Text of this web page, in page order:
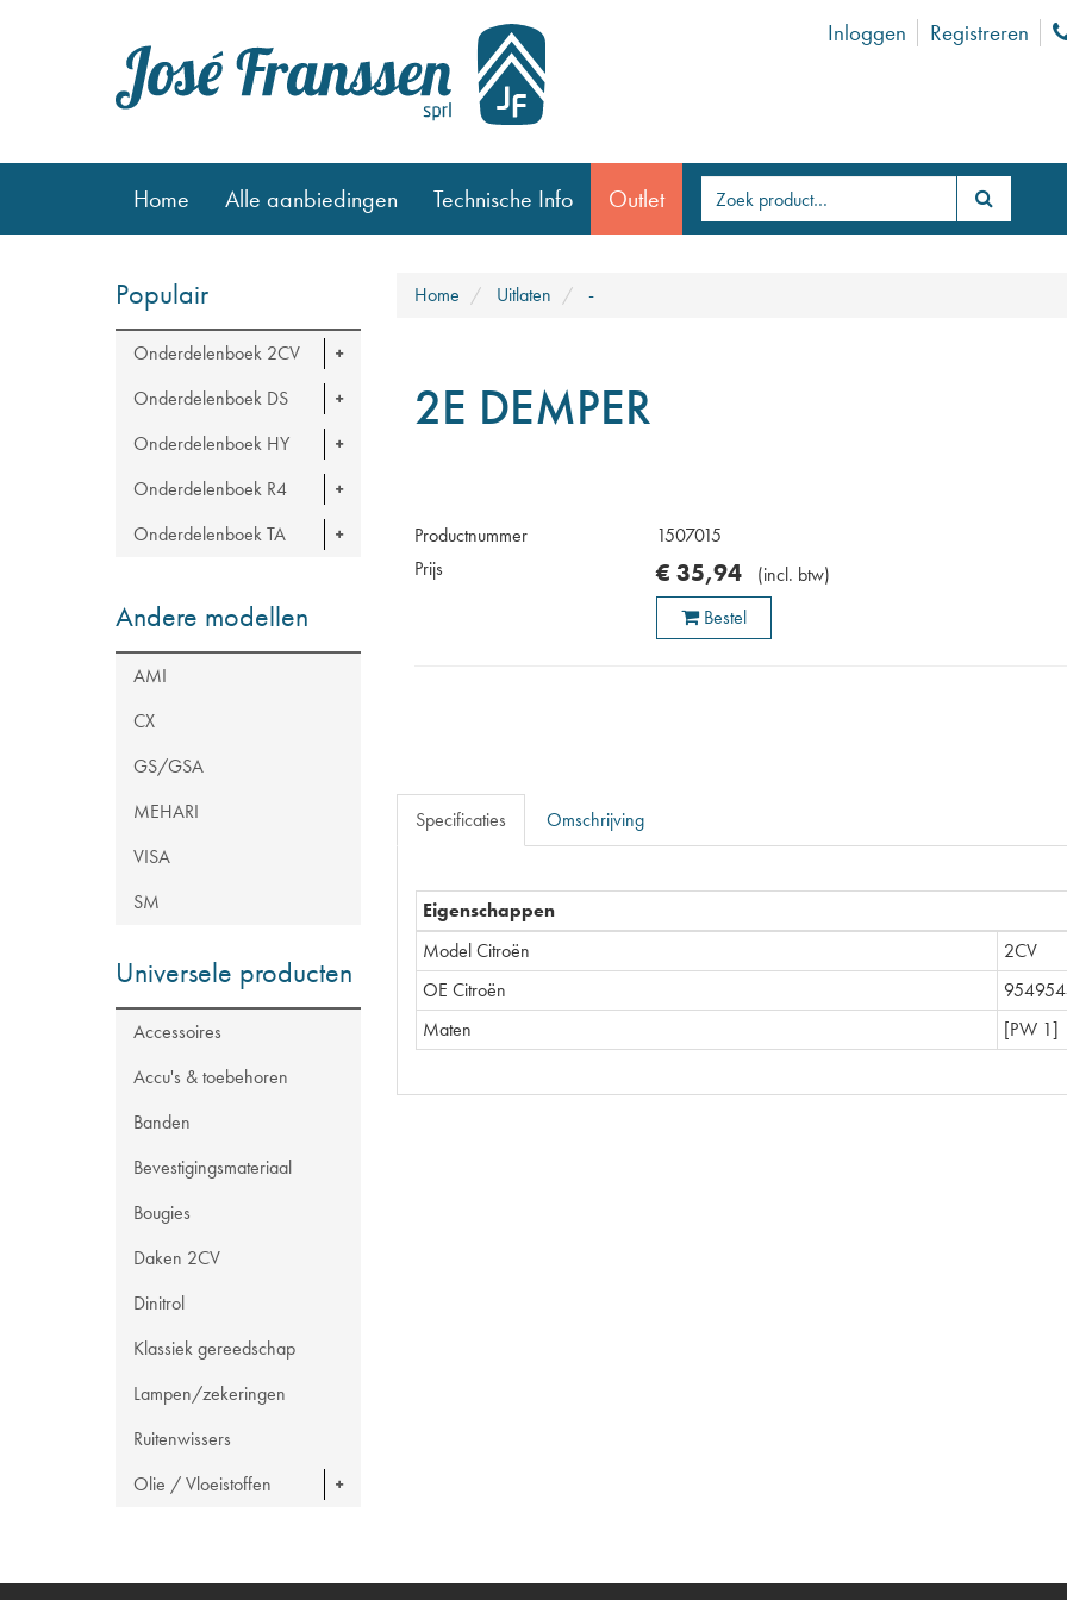
Inloggen Registreren
Home Alle aanbiedingen Technische Info Outlet
Populair
Onderdelenboek 2CV
Onderdelenboek DS
Onderdelenboek HY
Onderdelenboek R4
Onderdelenboek TA
Andere modellen
AMI
CX
GS/GSA
MEHARI
VISA
SM
Universele producten
Accessoires
Accu's & toebehoren
Banden
Bevestigingsmateriaal
Bougies
Daken 2CV
Dinitrol
Klassiek gereedschap
Lampen/zekeringen
Ruitenwissers
Olie / Vloeistoffen
Home Uitlaten -
2E DEMPER
Productnummer
1507015
Prijs
€ 35,94 (incl. btw)
Bestel
Specificaties Omschrijving
Eigenschappen
Model Citroën
2CV
OE Citroën
Maten
[PW 1]